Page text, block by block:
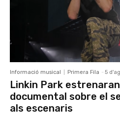
Informació musical Primera Fila - 5
Linkin Park
documental sobre el
als escenaris